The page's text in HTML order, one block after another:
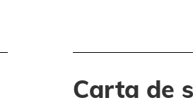
Carta de